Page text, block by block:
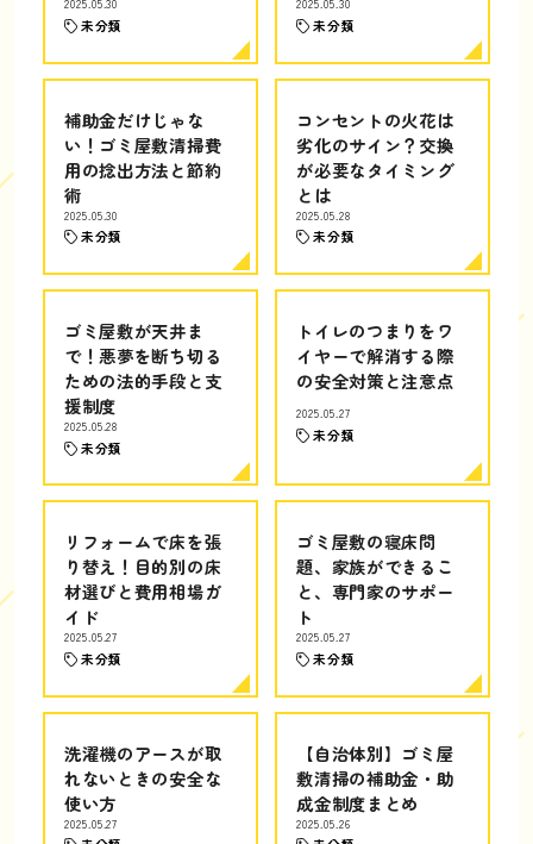
2025.05.30
未分類
2025.05.30
未分類
補助金だけじゃな
い！ゴミ屋敷清掃費
用の捻出方法と節約
術
2025.05.30
未分類
コンセントの火花は
劣化のサイン？交換
が必要なタイミング
とは
2025.05.28
未分類
ゴミ屋敷が天井ま
で！悪夢を断ち切る
ための法的手段と支
援制度
2025.05.28
未分類
トイレのつまりをワ
イヤーで解消する際
の安全対策と注意点
2025.05.27
未分類
リフォームで床を張
り替え！目的別の床
材選びと費用相場ガ
イド
2025.05.27
未分類
ゴミ屋敷の寝床問
題、家族ができるこ
と、専門家のサポー
ト
2025.05.27
未分類
洗濯機のアースが取
れないときの安全な
使い方
2025.05.27
【自治体別】ゴミ屋
敷清掃の補助金・助
成金制度まとめ
2025.05.26